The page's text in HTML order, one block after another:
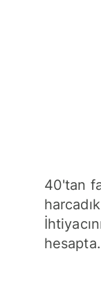
40'tan
hesapta.